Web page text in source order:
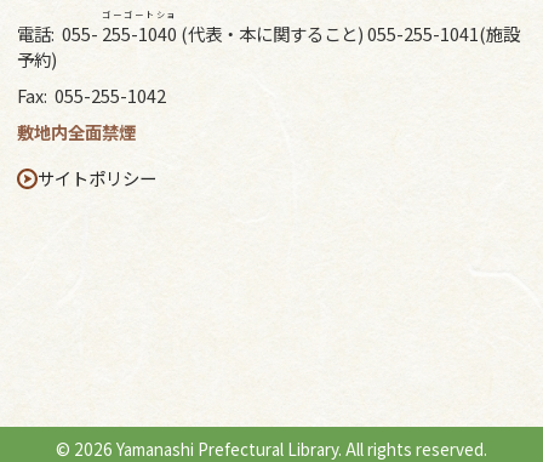
電話: 055- 255-1040
ゴーゴートショ
(代表・本に関すること) 055-255-1041(施設
予約)
Fax: 055-255-1042
敷地内全面禁煙
サイトポリシー
© 2026 Yamanashi Prefectural Library. All rights reserved.